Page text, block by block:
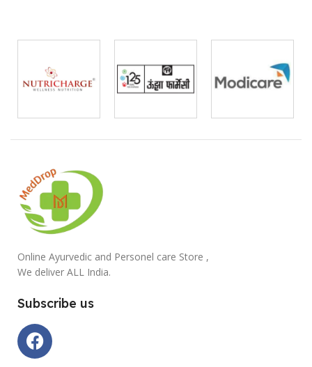
Online Ayurvedic and Personel care Store ,
We deliver ALL India.
Subscribe us